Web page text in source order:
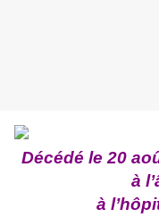
Décédé le 20
à
à